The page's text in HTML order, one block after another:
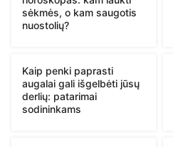
sėkmės, o kam saugotis
nuostolių?
Kaip penki paprasti
augalai gali išgelbėti jūsų
derlių: patarimai
sodininkams